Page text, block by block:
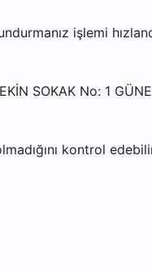
işlemi
SOKAK No: 1
kontrol